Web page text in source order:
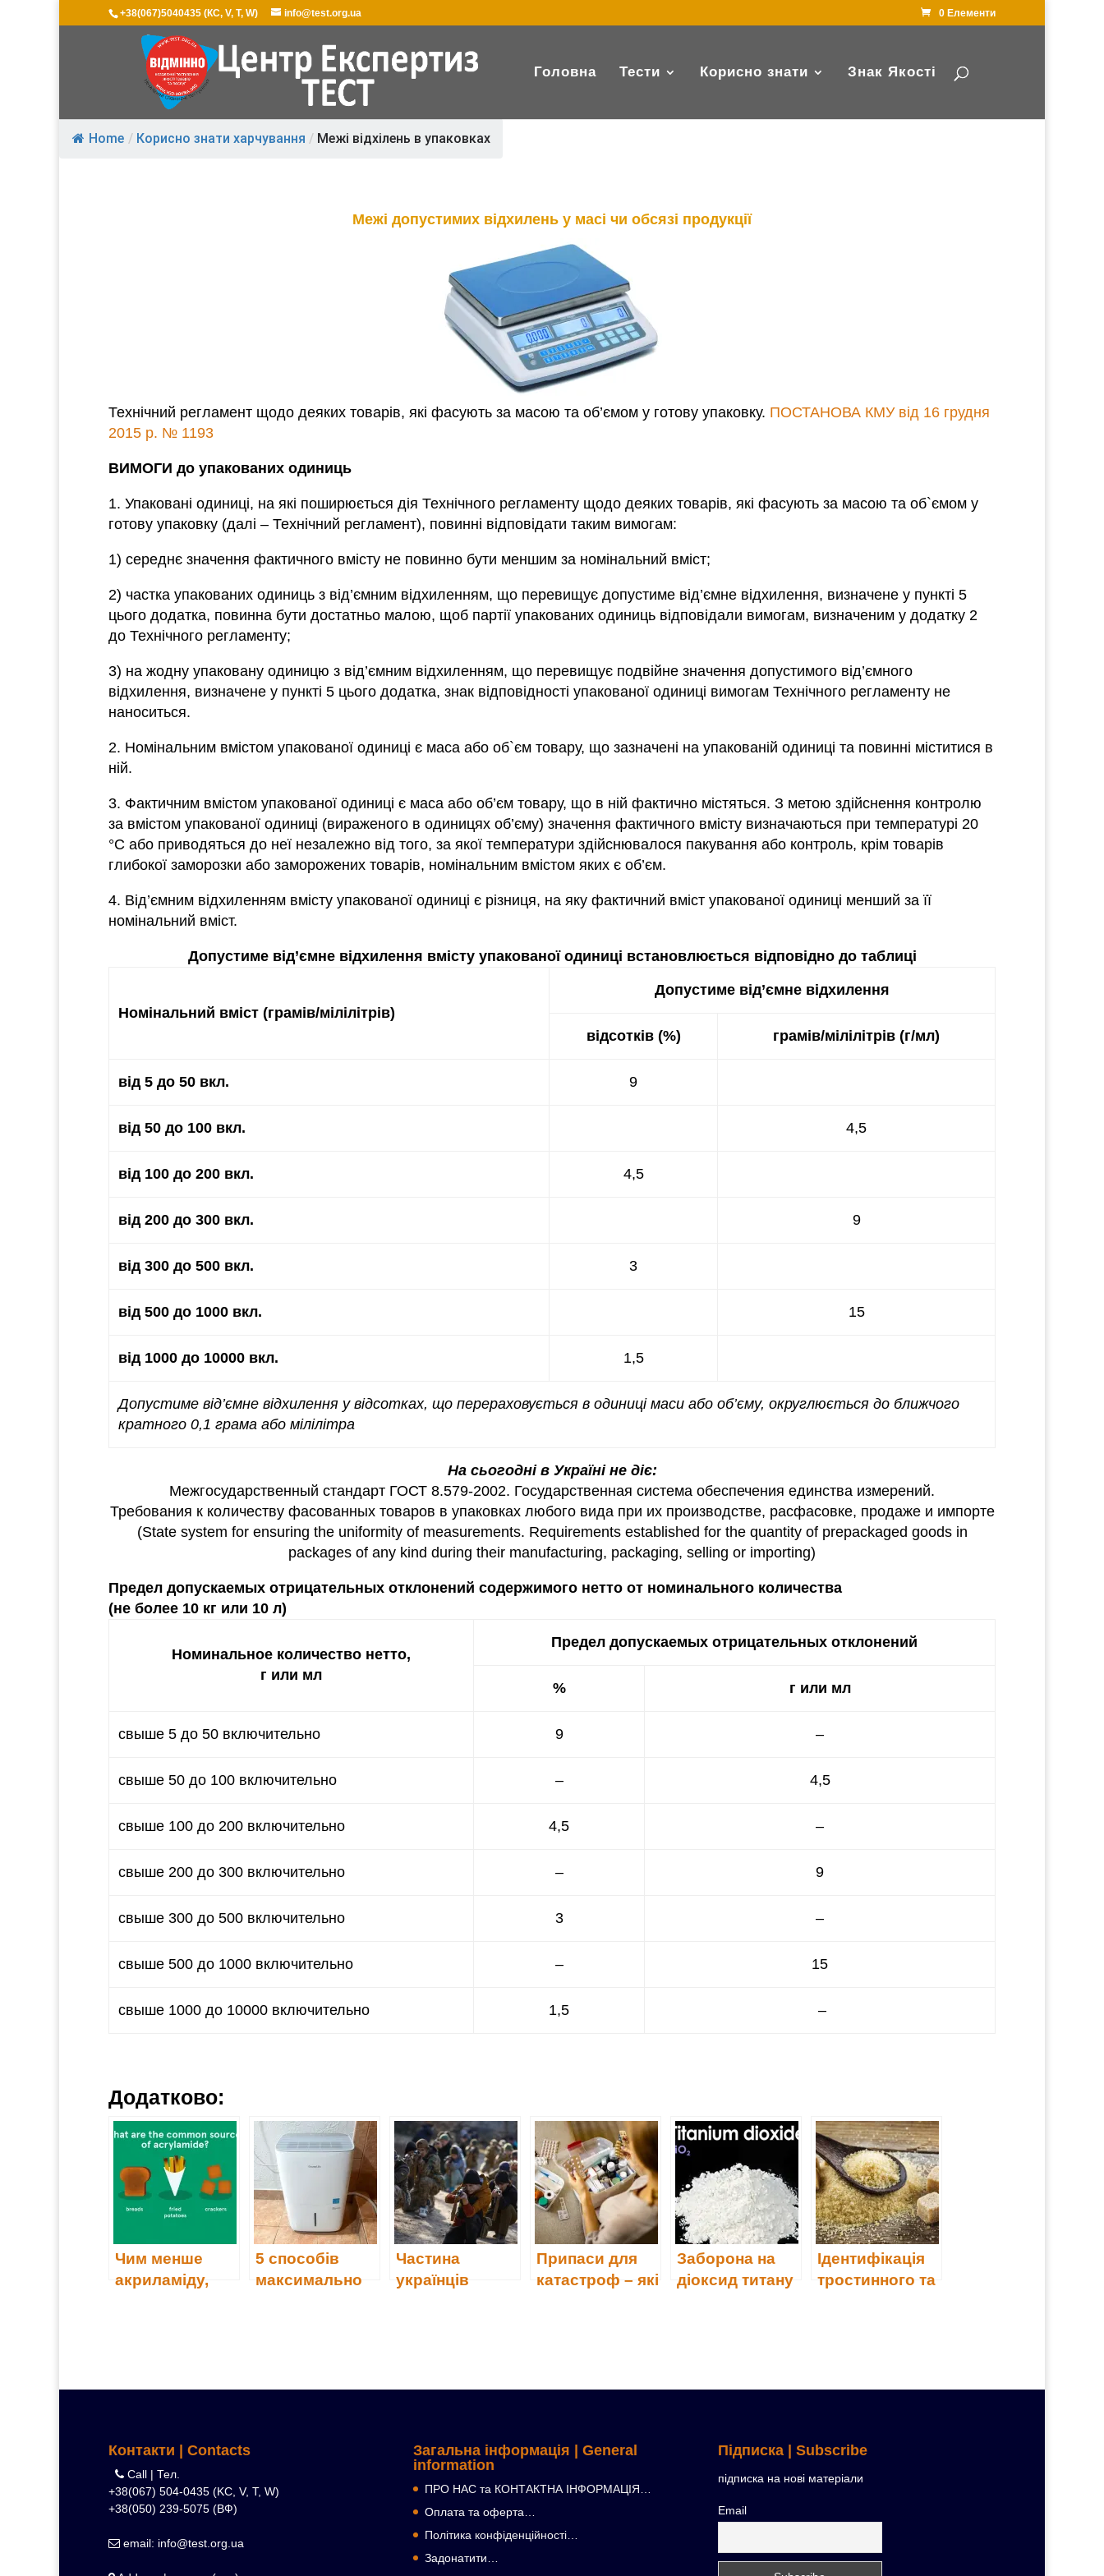
+38(067)5040435 (КС, V, T, W) info@test.org.ua 0 Елементи
Головна Тести Корисно знати Знак Якості
Home / Корисно знати харчування / Межі відхілень в упаковках
Межі допустимих відхилень у масі чи обсязі продукції
Технічний регламент щодо деяких товарів, які фасують за масою та об’ємом у готову упаковку. ПОСТАНОВА КМУ від 16 грудня
2015 р. № 1193
ВИМОГИ до упакованих одиниць
1. Упаковані одиниці, на які поширюється дія Технічного регламенту щодо деяких товарів, які фасують за масою та об`ємом у
готову упаковку (далі – Технічний регламент), повинні відповідати таким вимогам:
1) середнє значення фактичного вмісту не повинно бути меншим за номінальний вміст;
2) частка упакованих одиниць з від’ємним відхиленням, що перевищує допустиме від’ємне відхилення, визначене у пункті 5
цього додатка, повинна бути достатньо малою, щоб партії упакованих одиниць відповідали вимогам, визначеним у додатку 2
до Технічного регламенту;
3) на жодну упаковану одиницю з від’ємним відхиленням, що перевищує подвійне значення допустимого від’ємного
відхилення, визначене у пункті 5 цього додатка, знак відповідності упакованої одиниці вимогам Технічного регламенту не
наноситься.
2. Номінальним вмістом упакованої одиниці є маса або об`єм товару, що зазначені на упакованій одиниці та повинні міститися в
ній.
3. Фактичним вмістом упакованої одиниці є маса або об’єм товару, що в ній фактично містяться. З метою здійснення контролю
за вмістом упакованої одиниці (вираженого в одиницях об’єму) значення фактичного вмісту визначаються при температурі 20
°C або приводяться до неї незалежно від того, за якої температури здійснювалося пакування або контроль, крім товарів
глибокої заморозки або заморожених товарів, номінальним вмістом яких є об’єм.
4. Від’ємним відхиленням вмісту упакованої одиниці є різниця, на яку фактичний вміст упакованої одиниці менший за її
номінальний вміст.
Допустиме від’ємне відхилення вмісту упакованої одиниці встановлюється відповідно до таблиці
Номінальний вміст (грамів/мілілітрів)
Допустиме від’ємне відхилення
відсотків (%) грамів/мілілітрів (г/мл)
від 5 до 50 вкл. 9
від 50 до 100 вкл. 4,5
від 100 до 200 вкл. 4,5
від 200 до 300 вкл. 9
від 300 до 500 вкл. 3
від 500 до 1000 вкл. 15
від 1000 до 10000 вкл. 1,5
Допустиме від’ємне відхилення у відсотках, що перераховується в одиниці маси або об’єму, округлюється до ближчого
кратного 0,1 грама або мілілітра
На сьогодні в Україні не діє:
Межгосударственный стандарт ГОСТ 8.579-2002. Государственная система обеспечения единства измерений.
Требования к количеству фасованных товаров в упаковках любого вида при их производстве, расфасовке, продаже и импорте
(State system for ensuring the uniformity of measurements. Requirements established for the quantity of prepackaged goods in
packages of any kind during their manufacturing, packaging, selling or importing)
Предел допускаемых отрицательных отклонений содержимого нетто от номинального количества
(не более 10 кг или 10 л)
Номинальное количество нетто,
г или мл
Предел допускаемых отрицательных отклонений
% г или мл
свыше 5 до 50 включительно 9 –
свыше 50 до 100 включительно – 4,5
свыше 100 до 200 включительно 4,5 –
свыше 200 до 300 включительно – 9
свыше 300 до 500 включительно 3 –
свыше 500 до 1000 включительно – 15
свыше 1000 до 10000 включительно 1,5 –
Додатково:
Чим менше
акриламіду,
5 способів
максимально
Частина
українців
Припаси для
катастроф – які
Заборона на
діоксид титану
Ідентифікація
тростинного та
ізотопів
Контакти | Contacts
Call | Тел.
+38(067) 504-0435 (KC, V, T, W)
+38(050) 239-5075 (ВФ)
email: info@test.org.ua
Загальна інформація | General
information
ПРО НАС та КОНТАКТНА ІНФОРМАЦІЯ…
Оплата та оферта…
Політика конфіденційності…
Задонатити…
Підписка | Subscribe
підписка на нові матеріали
Email